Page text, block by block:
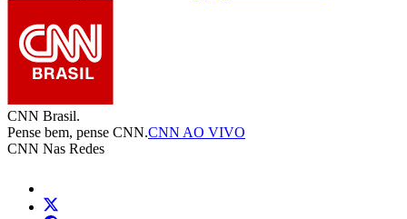
CNN Brasil.
Pense bem, pense CNN.CNN AO VIVO
CNN Nas Redes